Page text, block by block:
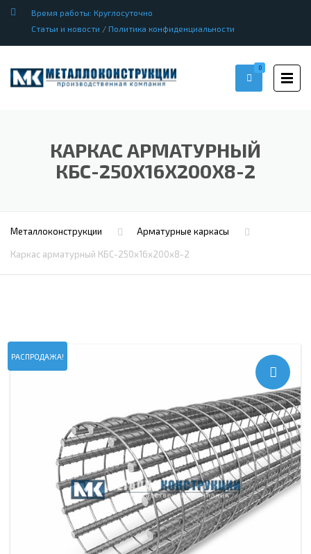
Время работы: Круглосуточно
Статьи и новости / Политика конфиденциальности
0
КАРКАС АРМАТУРНЫЙ
КБС-250Х16Х200Х8-2
Металлоконструкции Арматурные каркасы
Каркас арматурный КБС-250х16х200х8-2
РАСПРОДАЖА!